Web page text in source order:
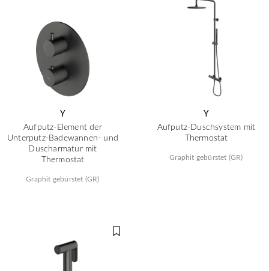
Y
Aufputz-Element der
Unterputz-Badewannen- und
Duscharmatur mit
Thermostat
Graphit gebürstet (GR)
Y
Aufputz-Duschsystem mit
Thermostat
Graphit gebürstet (GR)